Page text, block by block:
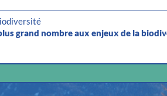
grand nombre aux enjeux de la